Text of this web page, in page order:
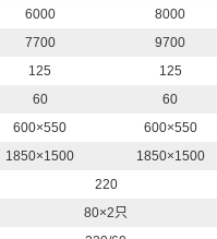
6000 8000
7700 9700
125 125
60 60
600×550 600×550
1850×1500 1850×1500
220
80×2只